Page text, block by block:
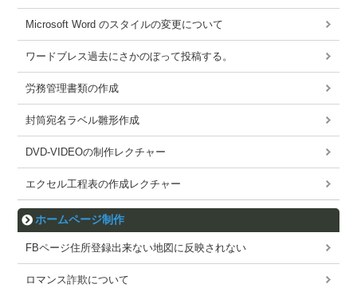
Microsoft Word のスタイルの変更について
ワードブレス過去にさかのぼって投稿する。
労務管理書類の作成
封筒宛名ラベル雛形作成
DVD-VIDEOの制作レクチャー
エクセル工程表の作成レクチャー
ホームページ制作
FBページ住所登録出来ない地図に反映されない
ロマンス詐欺について